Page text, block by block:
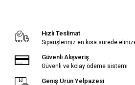
Hızlı Teslimat
Siparişleriniz en kısa sürede
Güvenli Alışveriş
Güvenli ve kolay ödeme sistemi
Geniş Ürün Yelpazesi